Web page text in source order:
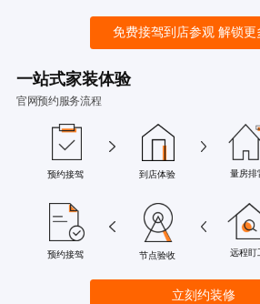
免费接驾到店参观 解锁更
一站式家装体验
官网预约服务流程
预约接驾 到店体验 量房排
预约接驾 节点验收 远程盯
立刻约装修